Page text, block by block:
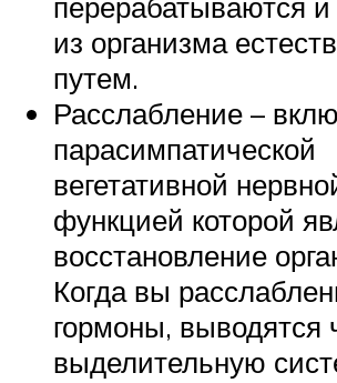
перерабатываются
из организма
путем.
Расслабление –
парасимпатической
вегетативной
функцией которой
восстановление
Когда вы
гормоны, выводятся
выделительную